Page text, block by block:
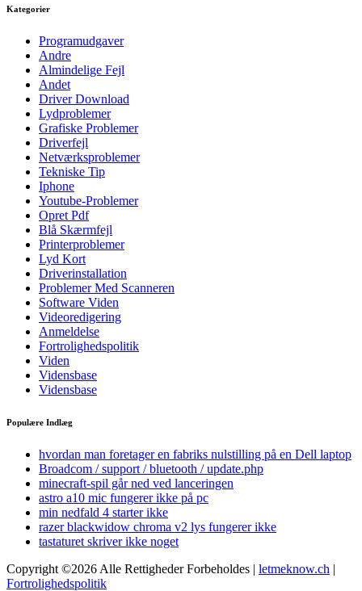
Kategorier
Programudgaver
Andre
Almindelige Fejl
Andet
Driver Download
Lydproblemer
Grafiske Problemer
Driverfejl
Netværksproblemer
Tekniske Tip
Iphone
Youtube-Problemer
Opret Pdf
Blå Skærmfejl
Printerproblemer
Lyd Kort
Driverinstallation
Problemer Med Scanneren
Software Viden
Videoredigering
Anmeldelse
Fortrolighedspolitik
Viden
Vidensbase
Vidensbase
Populære Indlæg
hvordan man foretager en fabriks nulstilling på en Dell laptop
Broadcom / support / bluetooth / update.php
minecraft-spil går ned ved lanceringen
astro a10 mic fungerer ikke på pc
min nedfald 4 starter ikke
razer blackwidow chroma v2 lys fungerer ikke
tastaturet skriver ikke noget
Copyright ©2026 Alle Rettigheder Forbeholdes | letmeknow.ch |
Fortrolighedspolitik